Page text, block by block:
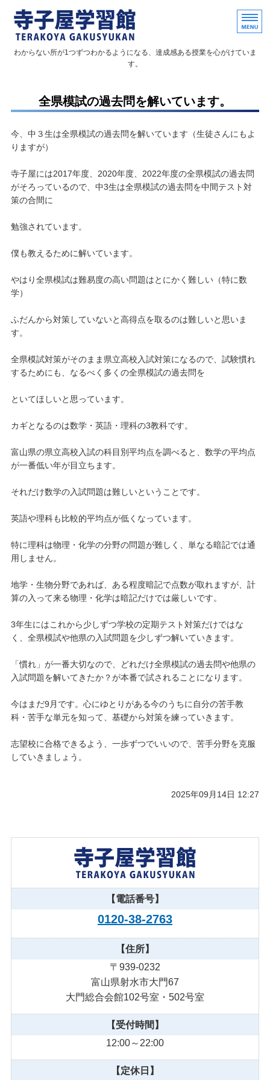
個別指導形式の学習塾と家庭
わからない所が1つずつわかるようになる、達成感ある授業を心がけていま
す。
個別指導塾
家庭教師
お問い合わせ
全県模試の過去問を解いています。
今、中３生は全県模試の過去問を解いています（生徒さんにもよ
りますが）
寺子屋には2017年度、2020年度、2022年度の全県模試の過去問
がそろっているので、中3生は全県模試の過去問を中間テスト対
策の合間に
勉強されています。
僕も教えるために解いています。
やはり全県模試は難易度の高い問題はとにかく難しい（特に数
学）
ふだんから対策していないと高得点を取るのは難しいと思いま
す。
全県模試対策がそのまま県立高校入試対策になるので、試験慣れ
するためにも、なるべく多くの全県模試の過去問を
といてほしいと思っています。
カギとなるのは数学・英語・理科の3教科です。
富山県の県立高校入試の科目別平均点を調べると、数学の平均点
が一番低い年が目立ちます。
それだけ数学の入試問題は難しいということです。
英語や理科も比較的平均点が低くなっています。
特に理科は物理・化学の分野の問題が難しく、単なる暗記では通
用しません。
地学・生物分野であれば、ある程度暗記で点数が取れますが、計
算の入って来る物理・化学は暗記だけでは厳しいです。
3年生にはこれから少しずつ学校の定期テスト対策だけではな
く、全県模試や他県の入試問題を少しずつ解いていきます。
「慣れ」が一番大切なので、どれだけ全県模試の過去問や他県の
入試問題を解いてきたか？が本番で試されることになります。
今はまだ9月です。心にゆとりがある今のうちに自分の苦手教
科・苦手な単元を知って、基礎から対策を練っていきます。
志望校に合格できるよう、一歩ずつでいいので、苦手分野を克服
していきましょう。
2025年09月14日 12:27
【電話番号】
0120-38-2763
【住所】
〒939-0232
富山県射水市大門67
大門総合会館102号室・502号室
【受付時間】
12:00～22:00
【定休日】